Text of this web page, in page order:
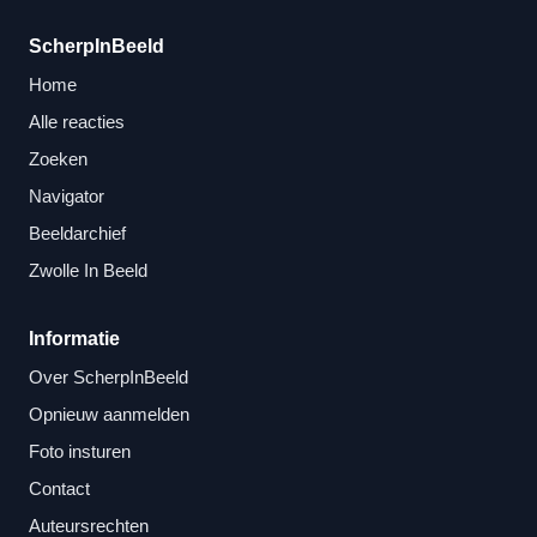
ScherpInBeeld
Home
Alle reacties
Zoeken
Navigator
Beeldarchief
Zwolle In Beeld
Informatie
Over ScherpInBeeld
Opnieuw aanmelden
Foto insturen
Contact
Auteursrechten